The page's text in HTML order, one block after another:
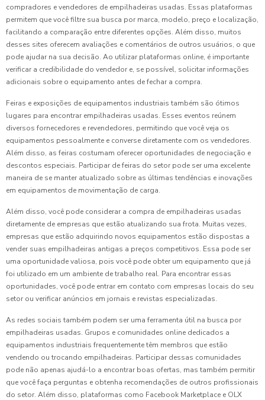
compradores e vendedores de empilhadeiras usadas. Essas plataformas
permitem que você filtre sua busca por marca, modelo, preço e localização,
facilitando a comparação entre diferentes opções. Além disso, muitos
desses sites oferecem avaliações e comentários de outros usuários, o que
pode ajudar na sua decisão. Ao utilizar plataformas online, é importante
verificar a credibilidade do vendedor e, se possível, solicitar informações
adicionais sobre o equipamento antes de fechar a compra.
Feiras e exposições de equipamentos industriais também são ótimos
lugares para encontrar empilhadeiras usadas. Esses eventos reúnem
diversos fornecedores e revendedores, permitindo que você veja os
equipamentos pessoalmente e converse diretamente com os vendedores.
Além disso, as feiras costumam oferecer oportunidades de negociação e
descontos especiais. Participar de feiras do setor pode ser uma excelente
maneira de se manter atualizado sobre as últimas tendências e inovações
em equipamentos de movimentação de carga.
Além disso, você pode considerar a compra de empilhadeiras usadas
diretamente de empresas que estão atualizando sua frota. Muitas vezes,
empresas que estão adquirindo novos equipamentos estão dispostas a
vender suas empilhadeiras antigas a preços competitivos. Essa pode ser
uma oportunidade valiosa, pois você pode obter um equipamento que já
foi utilizado em um ambiente de trabalho real. Para encontrar essas
oportunidades, você pode entrar em contato com empresas locais do seu
setor ou verificar anúncios em jornais e revistas especializadas.
As redes sociais também podem ser uma ferramenta útil na busca por
empilhadeiras usadas. Grupos e comunidades online dedicados a
equipamentos industriais frequentemente têm membros que estão
vendendo ou trocando empilhadeiras. Participar dessas comunidades
pode não apenas ajudá-lo a encontrar boas ofertas, mas também permitir
que você faça perguntas e obtenha recomendações de outros profissionais
do setor. Além disso, plataformas como Facebook Marketplace e OLX